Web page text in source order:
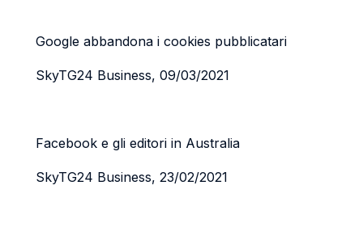
Google abbandona i cookies pubblicatari
SkyTG24 Business, 09/03/2021
Facebook e gli editori in Australia
SkyTG24 Business, 23/02/2021